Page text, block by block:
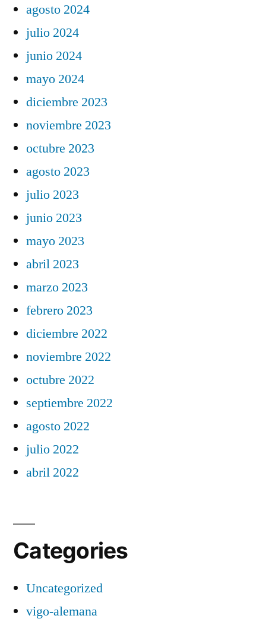
agosto 2024
julio 2024
junio 2024
mayo 2024
diciembre 2023
noviembre 2023
octubre 2023
agosto 2023
julio 2023
junio 2023
mayo 2023
abril 2023
marzo 2023
febrero 2023
diciembre 2022
noviembre 2022
octubre 2022
septiembre 2022
agosto 2022
julio 2022
abril 2022
Categories
Uncategorized
vigo-alemana